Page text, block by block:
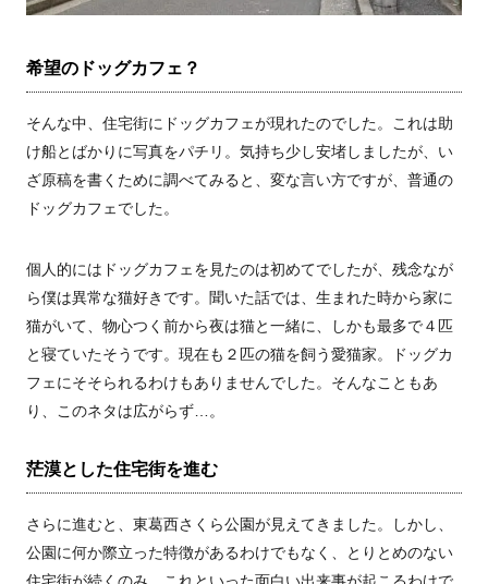
希望のドッグカフェ？
そんな中、住宅街にドッグカフェが現れたのでした。これは助
け船とばかりに写真をパチリ。気持ち少し安堵しましたが、い
ざ原稿を書くために調べてみると、変な言い方ですが、普通の
ドッグカフェでした。
個人的にはドッグカフェを見たのは初めてでしたが、残念なが
ら僕は異常な猫好きです。聞いた話では、生まれた時から家に
猫がいて、物心つく前から夜は猫と一緒に、しかも最多で４匹
と寝ていたそうです。現在も２匹の猫を飼う愛猫家。ドッグカ
フェにそそられるわけもありませんでした。そんなこともあ
り、このネタは広がらず…。
茫漠とした住宅街を進む
さらに進むと、東葛西さくら公園が見えてきました。しかし、
公園に何か際立った特徴があるわけでもなく、とりとめのない